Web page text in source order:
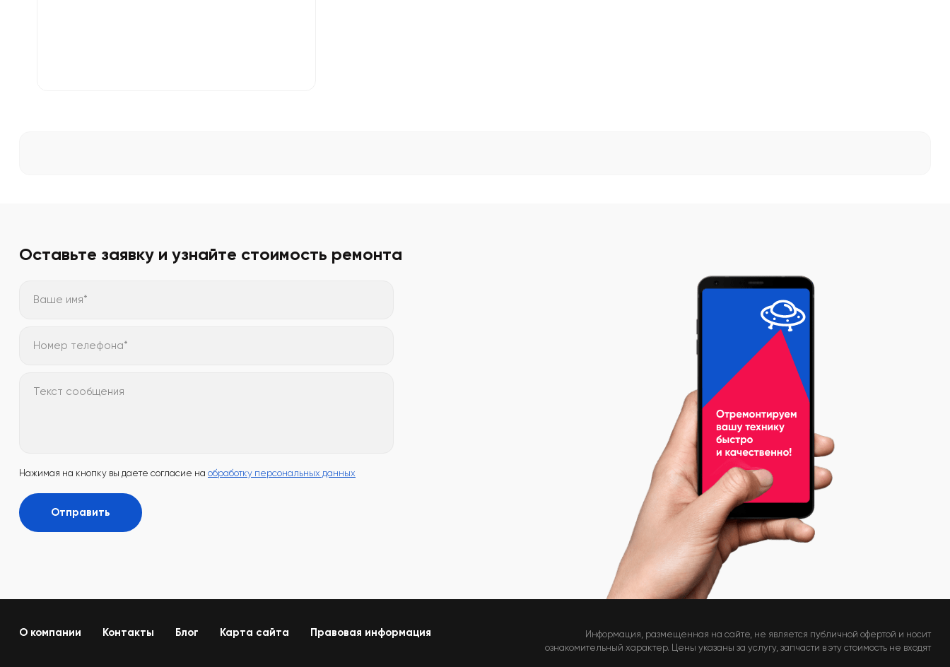
Оставьте заявку и узнайте стоимость ремонта
Ваше имя*
Номер телефона*
Текст сообщения
Нажимая на кнопку вы даете согласие на обработку персональных данных
Отправить
О компании Контакты Блог Карта сайта Правовая информация
Информация, размещенная на сайте, не является публичной офертой и носит
ознакомительный характер. Цены указаны за услугу, запчасти в эту стоимость не входят